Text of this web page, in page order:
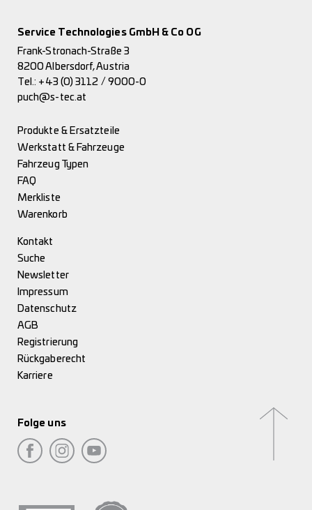
Service Technologies GmbH & Co OG
Frank-Stronach-Straße 3
8200 Albersdorf, Austria
Tel.: +43 (0) 3112 / 9000-0
puch@s-tec.at
Produkte & Ersatzteile
Werkstatt & Fahrzeuge
Fahrzeug Typen
FAQ
Merkliste
Warenkorb
Kontakt
Suche
Newsletter
Impressum
Datenschutz
AGB
Registrierung
Rückgaberecht
Karriere
Folge uns